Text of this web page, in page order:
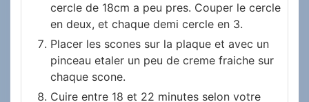
cercle de 18cm a peu pres. Couper le cercle
en deux, et chaque demi cercle en 3.
Placer les scones sur la plaque et avec un
pinceau etaler un peu de creme fraiche sur
chaque scone.
Cuire entre 18 et 22 minutes selon votre